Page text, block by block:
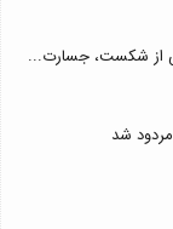
از شکست، جسارت...
شد